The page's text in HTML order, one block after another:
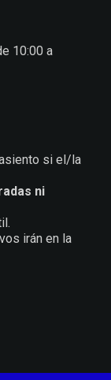
10:00 a
si el/la
ni
irán en la